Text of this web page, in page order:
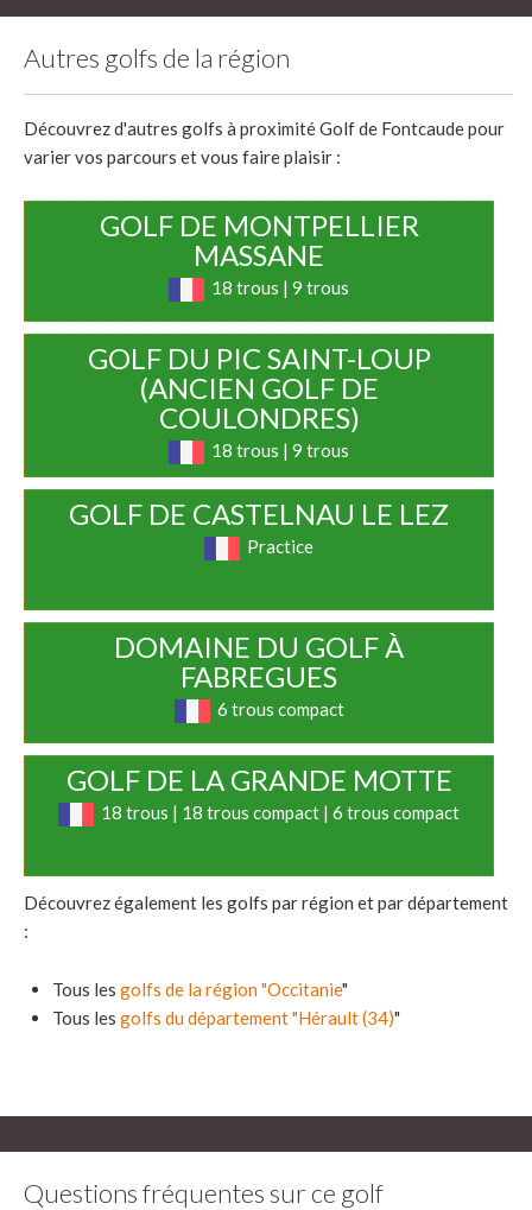
Autres golfs de la région
Découvrez d'autres golfs à proximité Golf de Fontcaude pour
varier vos parcours et vous faire plaisir :
GOLF DE MONTPELLIER
MASSANE
18 trous | 9 trous
GOLF DU PIC SAINT-LOUP
(ANCIEN GOLF DE
COULONDRES)
18 trous | 9 trous
GOLF DE CASTELNAU LE LEZ
Practice
DOMAINE DU GOLF À
FABREGUES
6 trous compact
GOLF DE LA GRANDE MOTTE
18 trous | 18 trous compact | 6 trous compact
Découvrez également les golfs par région et par département
:
Tous les golfs de la région "Occitanie"
Tous les golfs du département "Hérault (34)"
Questions fréquentes sur ce golf